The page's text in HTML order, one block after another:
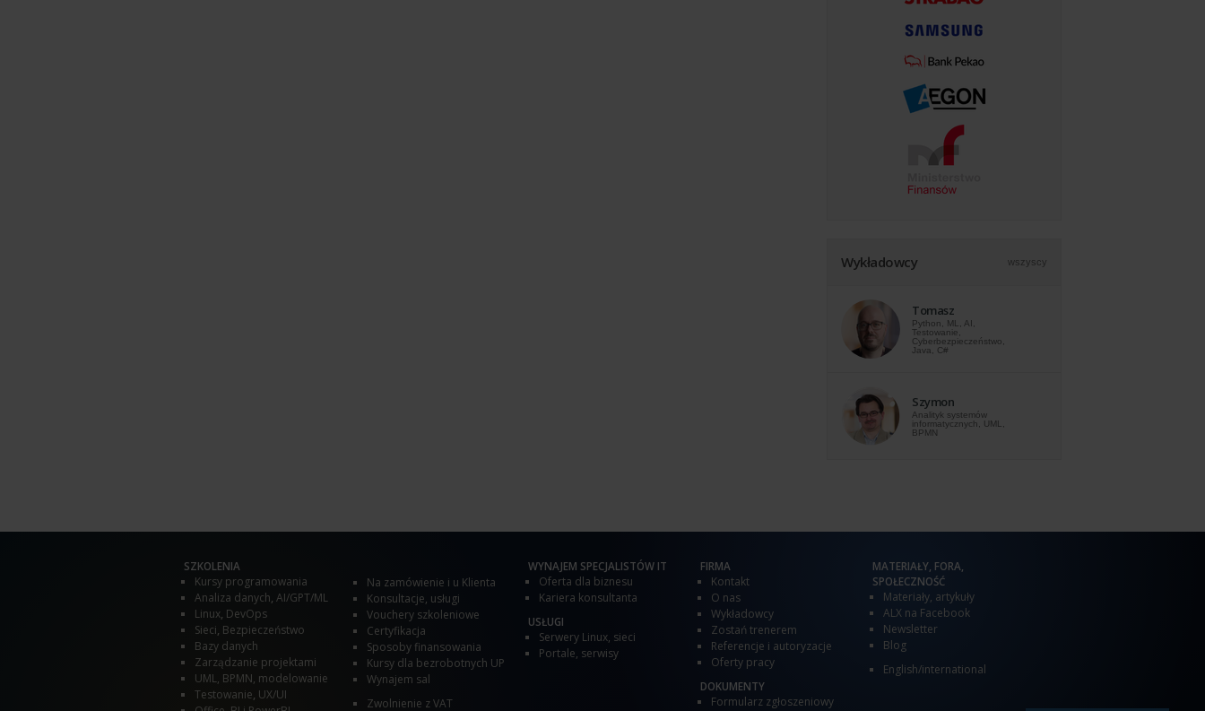
Wykładowcy wszyscy
Tomasz
Python, ML, AI,
Testowanie,
Cyberbezpieczeństwo,
Java, C#
Szymon
Analityk systemów
informatycznych, UML,
BPMN
SZKOLENIA
Kursy programowania
Analiza danych, AI/GPT/ML
Linux, DevOps
Sieci, Bezpieczeństwo
Bazy danych
Zarządzanie projektami
UML, BPMN, modelowanie
Testowanie, UX/UI
Na zamówienie i u Klienta
Konsultacje, usługi
Vouchery szkoleniowe
Certyfikacja
Sposoby finansowania
Kursy dla bezrobotnych UP
Wynajem sal
Zwolnienie z VAT
WYNAJEM SPECJALISTÓW IT
Oferta dla biznesu
Kariera konsultanta
USŁUGI
Serwery Linux, sieci
Portale, serwisy
FIRMA
Kontakt
O nas
Wykładowcy
Zostań trenerem
Referencje i autoryzacje
Oferty pracy
DOKUMENTY
Formularz zgłoszeniowy
MATERIAŁY, FORA,
SPOŁECZNOŚĆ
Materiały, artykuły
ALX na Facebook
Newsletter
Blog
English/international